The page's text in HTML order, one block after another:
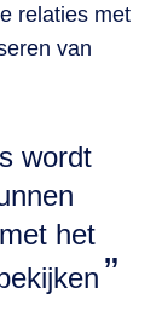
relaties met
van
wordt
het